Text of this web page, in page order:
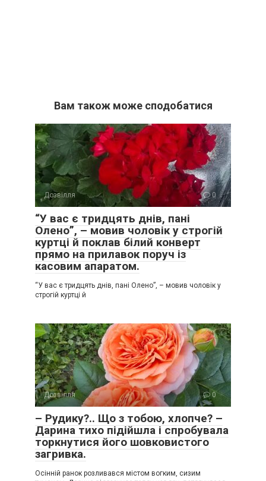
Вам також може сподобатися
Дозвілля 0
“У вас є тридцять днів, пані
Олено”, – мовив чоловік у строгій
куртці й поклав білий конверт
прямо на прилавок поруч із
касовим апаратом.
“У вас є тридцять днів, пані Олено”, – мовив чоловік у
строгій куртці й
Дозвілля 0
– Рудику?.. Що з тобою, хлопче? –
Дарина тихо підійшла і спробувала
торкнутися його шовковистого
загривка.
Осінній ранок розливався містом вогким, сизим